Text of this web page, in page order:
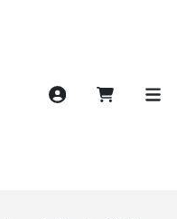
Account